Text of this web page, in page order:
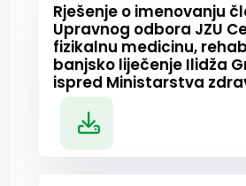
Rješenje o imenovanju
Upravnog odbora JZU
fizikalnu medicinu,
banjsko liječenje Ilidža
ispred Ministarstva